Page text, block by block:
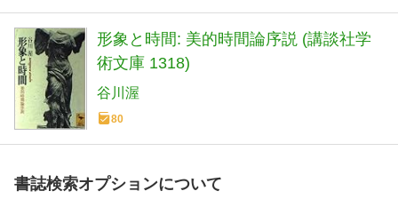
形象と時間: 美的時間論序説 (講談社学
術文庫 1318)
谷川渥
80
書誌検索オプションについて